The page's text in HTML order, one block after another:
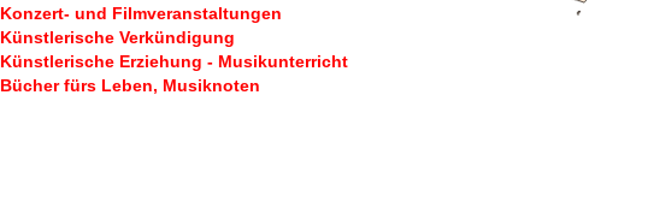
Konzert- und Filmveranstaltungen
Künstlerische Verkündigung
Künstlerische Erziehung - Musikunterricht
Bücher fürs Leben, Musiknoten